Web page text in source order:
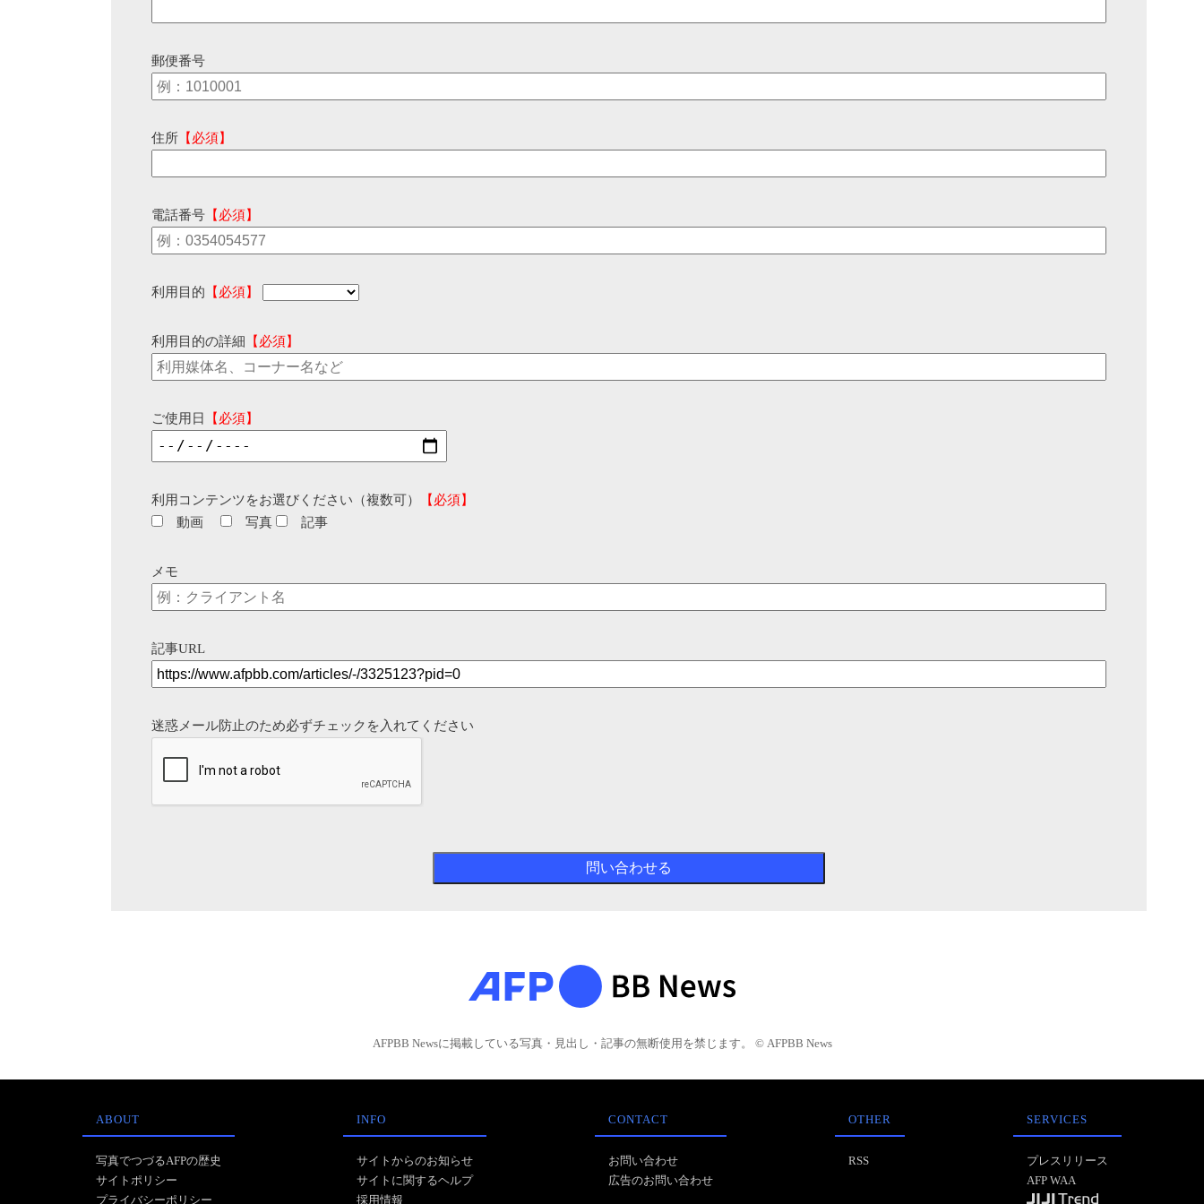
郵便番号
住所 【必須】
電話番号 【必須】
利用目的 【必須】
利用目的の詳細 【必須】
ご使用日 【必須】
利用コンテンツをお選びください（複数可）
【必須】
動画
写真 記事
メモ
記事URL
迷惑メール防止のため必ずチェックを入れてください
AFPBB Newsに掲載している写真・見出し・記事の無断使用を禁じます。 © AFPBB News
ABOUT
写真でつづるAFPの歴史
サイトポリシー
プライバシーポリシー
INFO
サイトからのお知らせ
サイトに関するヘルプ
採用情報
CONTACT
お問い合わせ
広告のお問い合わせ
OTHER
RSS
SERVICES
プレスリリース
AFP WAA